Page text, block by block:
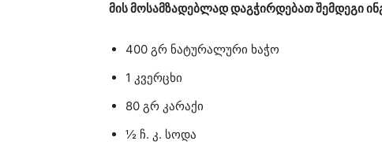
მის მოსამზადებლად დაგჭირდებათ შემდეგი
400 გრ ნატურალური ხაჭო
1 კვერცხი
80 გრ კარაქი
½ ჩ. კ. სოდა